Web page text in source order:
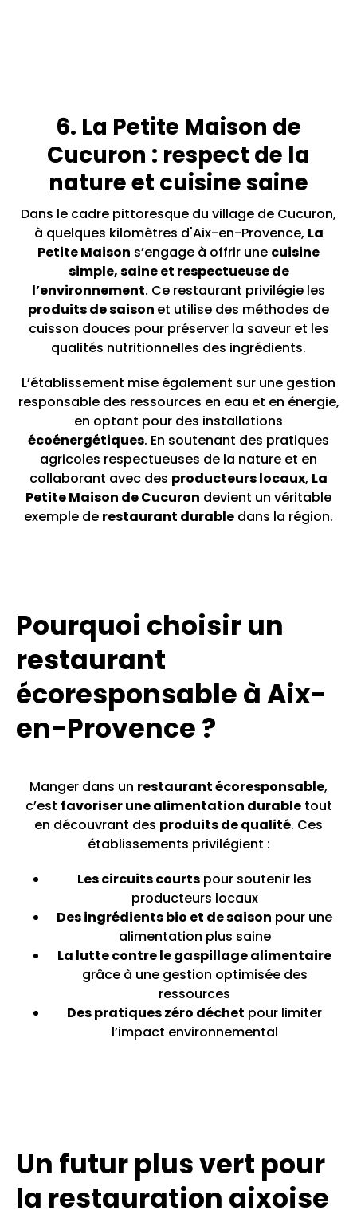
6. La Petite Maison de
Cucuron : respect de la
nature et cuisine saine
Dans le cadre pittoresque du village de Cucuron,
à quelques kilomètres d'Aix-en-Provence, La
Petite Maison s’engage à offrir une cuisine
simple, saine et respectueuse de
l’environnement. Ce restaurant privilégie les
produits de saison et utilise des méthodes de
cuisson douces pour préserver la saveur et les
qualités nutritionnelles des ingrédients.
L’établissement mise également sur une gestion
responsable des ressources en eau et en énergie,
en optant pour des installations
écoénergétiques. En soutenant des pratiques
agricoles respectueuses de la nature et en
collaborant avec des producteurs locaux, La
Petite Maison de Cucuron devient un véritable
exemple de restaurant durable dans la région.
Pourquoi choisir un
restaurant
écoresponsable à Aix-
en-Provence ?
Manger dans un restaurant écoresponsable,
c’est favoriser une alimentation durabletout
en découvrant des produits de qualité. Ces
établissements privilégient :
Les circuits courts pour soutenir les
producteurs locaux
Des ingrédients bio et de saison pour une
alimentation plus saine
La lutte contre le gaspillage alimentaire
grâce à une gestion optimisée des
ressources
Des pratiques zéro déchet pour limiter
l’impact environnemental
Un futur plus vert pour
la restauration aixoise